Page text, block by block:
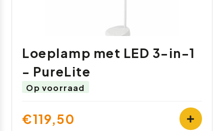
Loeplamp met LED 3-in-1
- PureLite
Op voorraad
€119,50